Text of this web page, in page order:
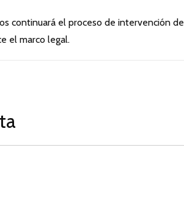
continuará el proceso de intervención de
el marco legal.